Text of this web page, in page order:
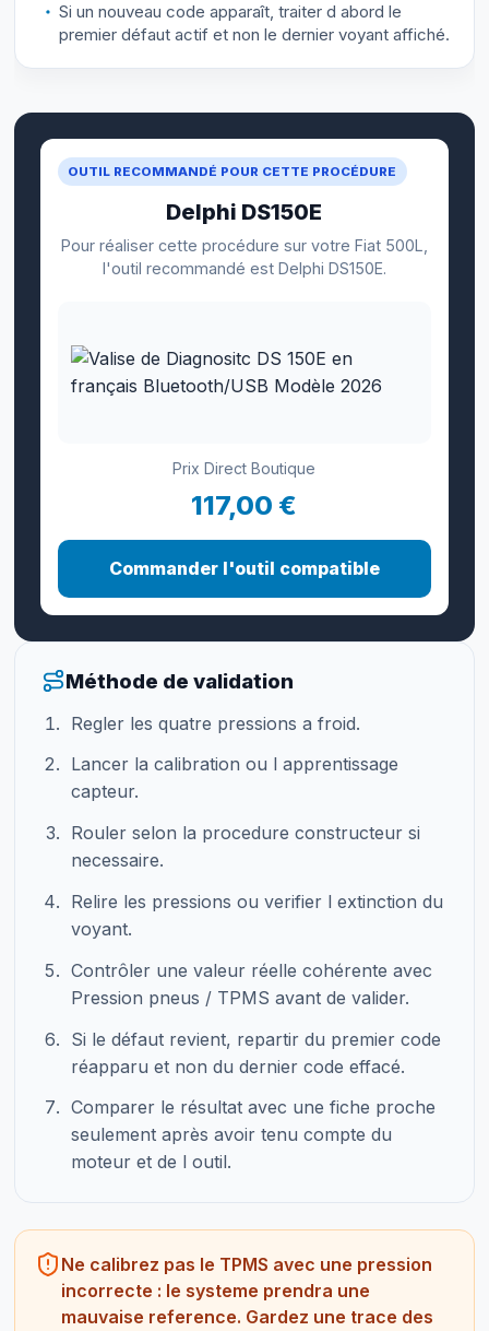
Si un nouveau code apparaît, traiter d abord le
premier défaut actif et non le dernier voyant affiché.
OUTIL RECOMMANDÉ POUR CETTE PROCÉDURE
Delphi DS150E
Pour réaliser cette procédure sur votre Fiat 500L,
l'outil recommandé est Delphi DS150E.
Prix Direct Boutique
117,00 €
Commander l'outil compatible
Méthode de validation
Regler les quatre pressions a froid.
Lancer la calibration ou l apprentissage
capteur.
Rouler selon la procedure constructeur si
necessaire.
Relire les pressions ou verifier l extinction du
voyant.
Contrôler une valeur réelle cohérente avec
Pression pneus / TPMS avant de valider.
Si le défaut revient, repartir du premier code
réapparu et non du dernier code effacé.
Comparer le résultat avec une fiche proche
seulement après avoir tenu compte du
moteur et de l outil.
Ne calibrez pas le TPMS avec une pression
incorrecte : le systeme prendra une
mauvaise reference. Gardez une trace des